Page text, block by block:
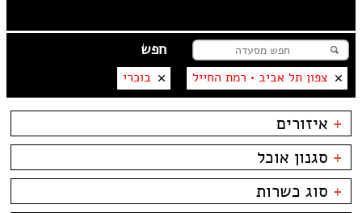
צפון תל אביב • רמת החייל בוכרי
+ איזורים
תל אביב
פלורנטין
----
טיילת תל אביב
+ סגנון אוכל
בשרים
דגים
ביסטרו
+ סוג כשרות